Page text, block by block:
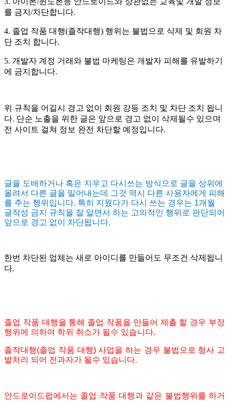
를 금지/차단합니다.
4. 졸업 작품 대행(졸작대행) 행위는 불법으로 삭제 및 회원 차
단 조치 합니다.
5. 개발자 계정 거래와 불법 마케팅은 개발자 피해를 유발하기
에 금지합니다.
위 규칙을 어길시 경고 없이 회원 강등 조치 및 차단 조치 됩니
다. 단순 노출을 위한 글은 앞으로 경고 없이 삭제될수 있으며
전 사이트 걸쳐 정보 완전 차단할 예정입니다.
글을 도배하거나 혹은 지우고 다시쓰는 방식으로 글을 상위에
올려서 다른 글을 밀어내는데 그것 역시 다른 사용자에게 피해
를 주는 행위입니다. 특히 지웠다가 다시 쓰는 경우는 1개월
글작성 금지 규칙을 잘 알면서 하는 고의적인 행위로 판단되어
앞으로 경고 없이 차단됩니다.
한번 차단된 업체는 새로 아이디를 만들어도 무조건 삭제됩니
다.
졸업 작품 대행을 통해 졸업 작품을 만들어 제출 할 경우 부정
행위에 의하여 학위 취소가 될수 있습니다.
졸작대행(졸업 작품 대행) 사업을 하는 경우 불법으로 형사 고
발처리 되어 전과자가 될수 있습니다.
안드로이드펍에서는 졸업 작품 대행과 같은 불법행위를 하거